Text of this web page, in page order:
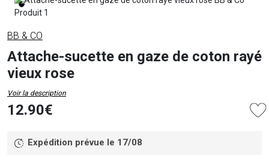
BB & CO
Attache-sucette en gaze de coton rayé
vieux rose
Voir la description
12.90€
Expédition prévue le 17/08